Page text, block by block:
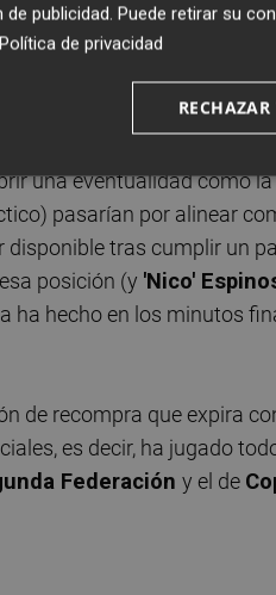
del curso, apostar por un
de la zaga (como
en enero el
una eventualidad como
pasarían por alinear
disponible tras cumplir un
posición (y 'Nico'
ha hecho en los minutos
de recompra que expira
es decir, ha jugado
Federación y el de
de publicidad. Puede retirar su
Política de privacidad